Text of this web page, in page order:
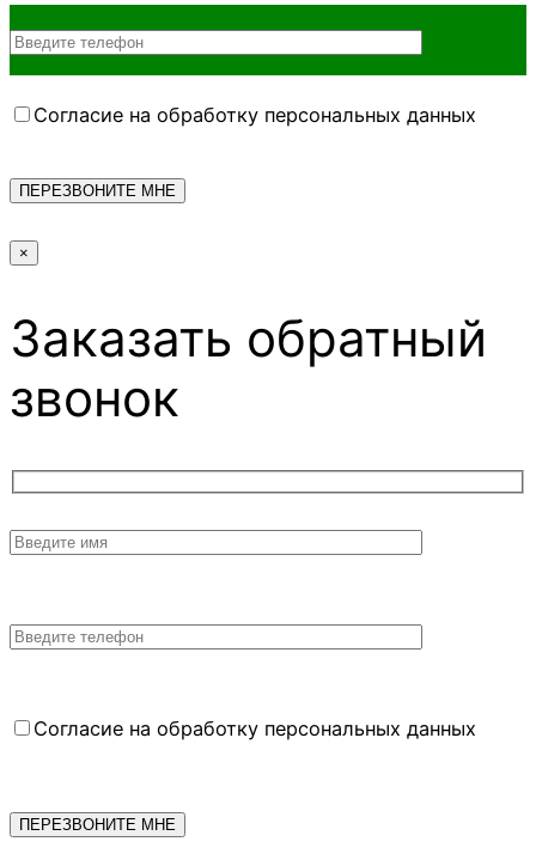
Согласие на обработку персональных данных
×
Заказать обратный
звонок
Согласие на обработку персональных данных